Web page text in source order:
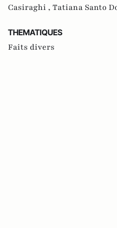
Casiraghi , Tatiana Santo
THEMATIQUES
Faits divers